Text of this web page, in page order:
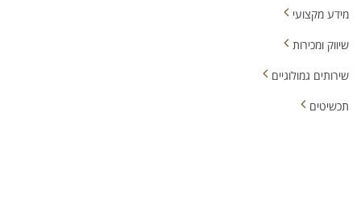
מידע מקצועי
שיווק ומכירות
שירותים גמולוגיים
תכשיטים